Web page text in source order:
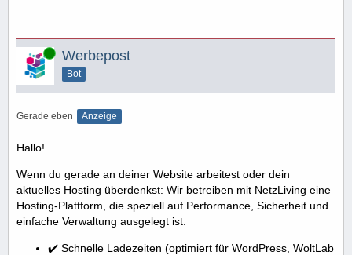
Online Werbepost
Bot
Gerade eben Anzeige
Hallo!
Wenn du gerade an deiner Website arbeitest oder dein
aktuelles Hosting überdenkst: Wir betreiben mit NetzLiving eine
Hosting-Plattform, die speziell auf Performance, Sicherheit und
einfache Verwaltung ausgelegt ist.
✔️ Schnelle Ladezeiten (optimiert für WordPress, WoltLab